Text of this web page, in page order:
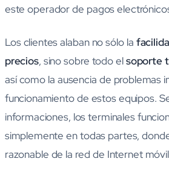
este operador de pagos
Los clientes alaban no sólo la
precios, sino sobre todo elsoporte
así como la ausencia de problemas
funcionamiento de estos equipos.
informaciones, los terminales
simplemente en todas partes,
razonable de la red de Internet